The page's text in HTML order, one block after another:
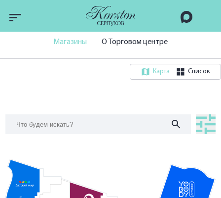
Магазины О Торговом центре
Карта Список